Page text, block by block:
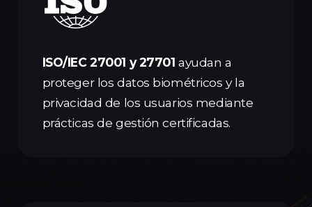
ISO/IEC 27001 y 27701 ayudan a
proteger los datos biométricos y la
privacidad de los usuarios mediante
prácticas de gestión certificadas.